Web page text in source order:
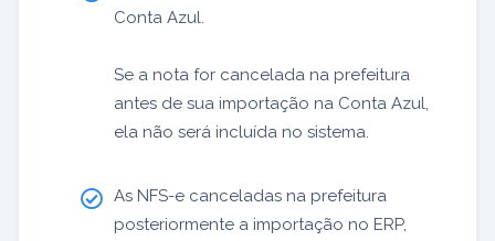
Conta Azul.
Se a nota for cancelada na prefeitura
antes de sua importação na Conta Azul,
ela não será incluída no sistema.
As NFS-e canceladas na prefeitura
posteriormente a importação no ERP,